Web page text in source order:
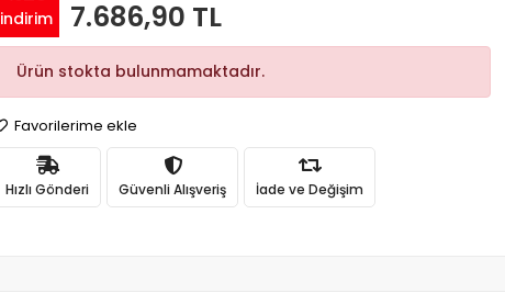
indirim 7.686,90 TL
Ürün stokta bulunmamaktadır.
Favorilerime ekle
Hızlı Gönderi Güvenli Alışveriş İade ve Değişim